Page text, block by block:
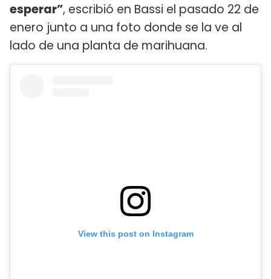
esperar”, escribió en Bassi el pasado 22 de
enero junto a una foto donde se la ve al
lado de una planta de marihuana.
View this post on Instagram